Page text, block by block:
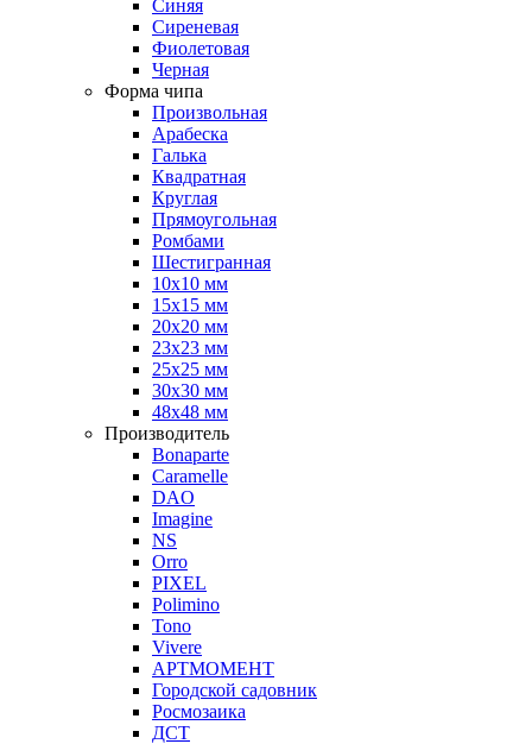
Синяя
Сиреневая
Фиолетовая
Черная
Форма чипа
Произвольная
Арабеска
Галька
Квадратная
Круглая
Прямоугольная
Ромбами
Шестигранная
10х10 мм
15х15 мм
20х20 мм
23х23 мм
25х25 мм
30х30 мм
48х48 мм
Производитель
Bonaparte
Caramelle
DAO
Imagine
NS
Orro
PIXEL
Polimino
Tono
Vivere
АРТМОМЕНТ
Городской садовник
Росмозаика
ДСТ